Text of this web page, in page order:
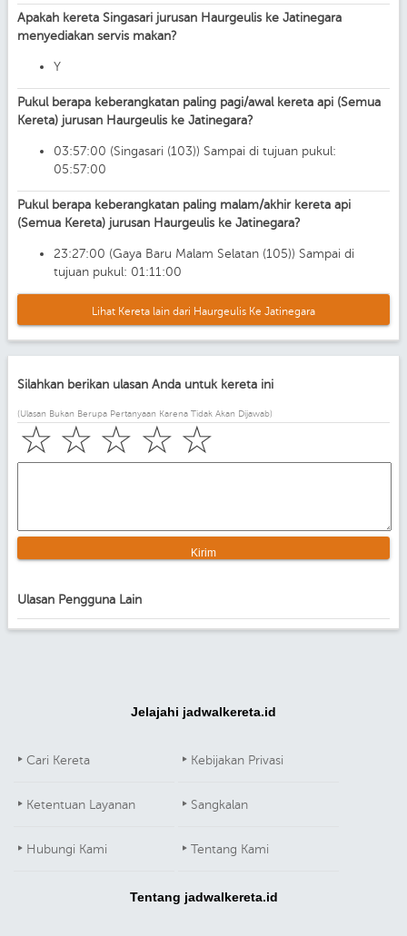
Apakah kereta Singasari jurusan Haurgeulis ke Jatinegara
menyediakan servis makan?
Y
Pukul berapa keberangkatan paling pagi/awal kereta api (Semua
Kereta) jurusan Haurgeulis ke Jatinegara?
03:57:00 (Singasari (103)) Sampai di tujuan pukul:
05:57:00
Pukul berapa keberangkatan paling malam/akhir kereta api
(Semua Kereta) jurusan Haurgeulis ke Jatinegara?
23:27:00 (Gaya Baru Malam Selatan (105)) Sampai di
tujuan pukul: 01:11:00
Lihat Kereta lain dari Haurgeulis Ke Jatinegara
Silahkan berikan ulasan Anda untuk kereta ini
(Ulasan Bukan Berupa Pertanyaan Karena Tidak Akan Dijawab)
☆
☆
☆
☆
☆
Ulasan Pengguna Lain
Jelajahi jadwalkereta.id
Cari Kereta Kebijakan Privasi
Ketentuan Layanan Sangkalan
Hubungi Kami Tentang Kami
Tentang jadwalkereta.id